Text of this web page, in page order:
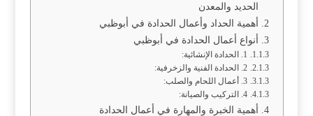
الحديد والمعدن
أهمية الحداد وأعمال الحدادة في أبوظبي
أنواع أعمال الحدادة في أبوظبي
1. الحدادة الإنشائية:
2. الحدادة الفنية والزخرفية:
3. أعمال اللحام والصلب:
4. التركيب والصيانة:
أهمية الخبرة والمهارة في أعمال الحدادة